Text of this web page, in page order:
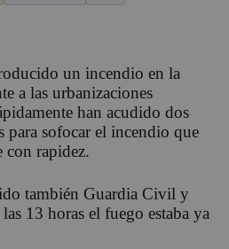
un incendio en la
a las urbanizaciones
han acudido dos
para sofocar el incendio que
con rapidez.
también Guardia Civil y
13 horas el fuego estaba ya